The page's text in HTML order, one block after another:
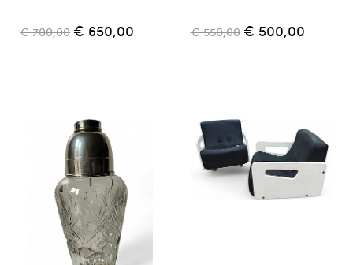
€ 700,00 € 650,00 € 550,00 € 500,00